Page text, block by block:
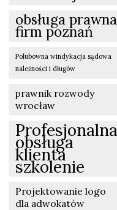
obsługa prawna
firm poznań
Polubowna windykacja sądowa
należności i długów
prawnik rozwody
wrocław
Profesjonalna
obsługa
klienta
szkolenie
Projektowanie logo
dla adwokatów